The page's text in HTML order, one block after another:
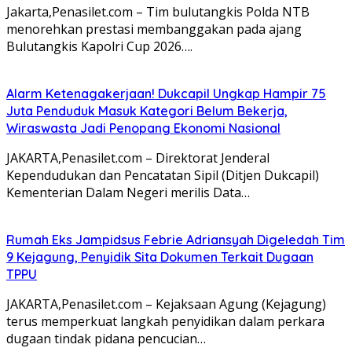
Jakarta,Penasilet.com – Tim bulutangkis Polda NTB
menorehkan prestasi membanggakan pada ajang
Bulutangkis Kapolri Cup 2026….
Alarm Ketenagakerjaan! Dukcapil Ungkap Hampir 75
Juta Penduduk Masuk Kategori Belum Bekerja,
Wiraswasta Jadi Penopang Ekonomi Nasional
JAKARTA,Penasilet.com – Direktorat Jenderal
Kependudukan dan Pencatatan Sipil (Ditjen Dukcapil)
Kementerian Dalam Negeri merilis Data…
Rumah Eks Jampidsus Febrie Adriansyah Digeledah Tim
9 Kejagung, Penyidik Sita Dokumen Terkait Dugaan
TPPU
JAKARTA,Penasilet.com – Kejaksaan Agung (Kejagung)
terus memperkuat langkah penyidikan dalam perkara
dugaan tindak pidana pencucian…